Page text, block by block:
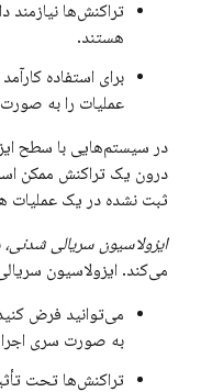
تراکنش‌ها
هستند.
برای استفاده
عملیات را به
در سیستم‌هایی با سطح
درون یک تراکنش ممکن
ثبت نشده در یک عملیات
ایزولاسیون سریالی شدنی،
می‌کند. ایزولاسیون
می‌توانید فرض
به صورت سری
تراکنش‌ها تحت